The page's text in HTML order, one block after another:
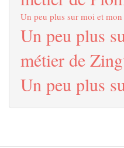
Un peu plus sur moi et
Un peu plus
métier de
Un peu plus